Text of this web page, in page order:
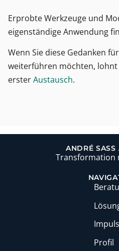
Erprobte Werkzeuge und
eigenständige Anwendung
Wenn Sie diese Gedanken
weiterführen möchten,
ersterAustausch.
ANDRÉ SASS
Transformation
Profil